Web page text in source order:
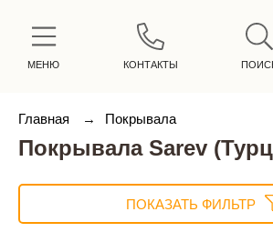
МЕНЮ КОНТАКТЫ
Главная → Покрывала
Покрывала Sarev
ПОКАЗАТЬ ФИЛЬТР